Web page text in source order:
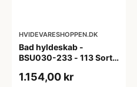
HVIDEVARESHOPPEN.DK
Bad hyldeskab -
BSU030-233 - 113 Sort
1.154,00 kr